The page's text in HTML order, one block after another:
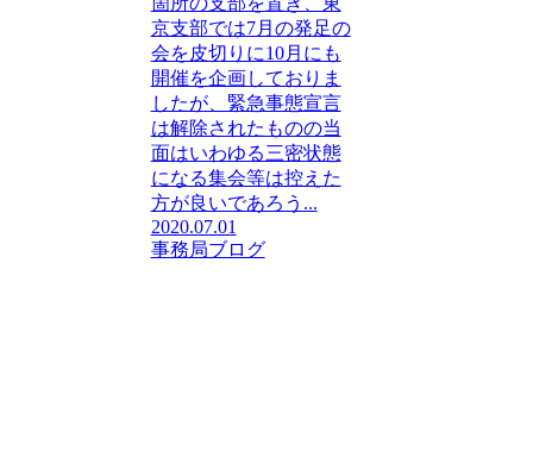
京支部では7月の発足の
会を皮切りに10月にも
開催を企画しておりま
したが、緊急事態宣言
は解除されたものの当
面はいわゆる三密状態
になる集会等は控えた
方が良いであろう...
2020.07.01
事務局ブログ